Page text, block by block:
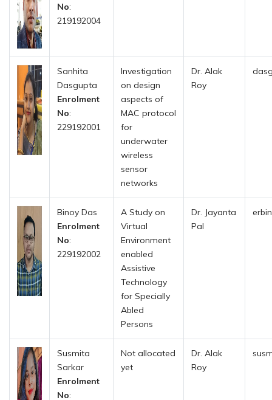
No:
219192004
Sanhita
Dasgupta
Enrolment
No:
229192001
Investigation
on design
aspects of
MAC protocol
for
underwater
wireless
sensor
networks
Dr. Alak
Roy
Binoy Das
Enrolment
No:
229192002
A Study on
Virtual
Environment
enabled
Assistive
Technology
for Specially
Abled
Persons
Dr. Jayanta
Pal
Susmita
Sarkar
Enrolment
No:
Not allocated
yet
Dr. Alak
Roy